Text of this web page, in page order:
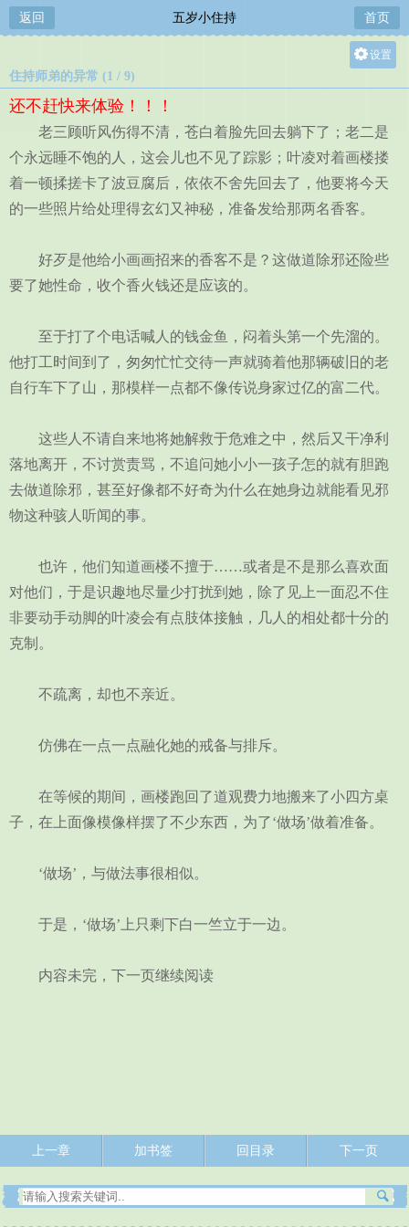
返回 五岁小住持 首页
设置
中
小
住持师弟的异常 (1 / 9)
还不赶快来体验！！！
老三顾听风伤得不清，苍白着脸先回去躺下了；老二是
个永远睡不饱的人，这会儿也不见了踪影；叶凌对着画楼搂
着一顿揉搓卡了波豆腐后，依依不舍先回去了，他要将今天
的一些照片给处理得玄幻又神秘，准备发给那两名香客。
好歹是他给小画画招来的香客不是？这做道除邪还险些
要了她性命，收个香火钱还是应该的。
至于打了个电话喊人的钱金鱼，闷着头第一个先溜的。
他打工时间到了，匆匆忙忙交待一声就骑着他那辆破旧的老
自行车下了山，那模样一点都不像传说身家过亿的富二代。
这些人不请自来地将她解救于危难之中，然后又干净利
落地离开，不讨赏责骂，不追问她小小一孩子怎的就有胆跑
去做道除邪，甚至好像都不好奇为什么在她身边就能看见邪
物这种骇人听闻的事。
也许，他们知道画楼不擅于……或者是不是那么喜欢面
对他们，于是识趣地尽量少打扰到她，除了见上一面忍不住
非要动手动脚的叶凌会有点肢体接触，几人的相处都十分的
克制。
不疏离，却也不亲近。
仿佛在一点一点融化她的戒备与排斥。
在等候的期间，画楼跑回了道观费力地搬来了小四方桌
子，在上面像模像样摆了不少东西，为了‘做场’做着准备。
‘做场’，与做法事很相似。
于是，‘做场’上只剩下白一竺立于一边。
内容未完，下一页继续阅读
上一章 加书签 回目录 下一页